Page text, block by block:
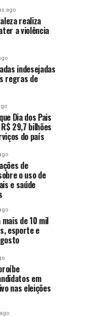
ago
realiza
a violência
indesejadas
regras de
Dia dos Pais
29,7 bilhões
do país
de
o uso de
e saúde
de 10 mil
esporte e
em
nas eleições